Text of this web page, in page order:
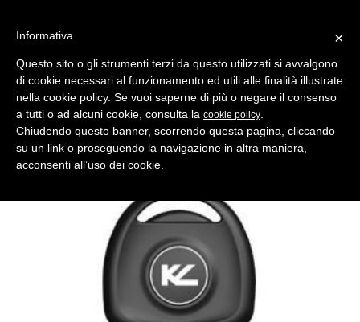
Indietro
CHIAVI AUTO > CHIAVI AUTO TRANSPONDER VUOTE
chiave auto transponder vx4tk-5 vuota ottone lucido
Comparativo Silca HU43T Produttore Key Line
×
Informativa
Questo sito o gli strumenti terzi da questo utilizzati si avvalgono
di cookie necessari al funzionamento ed utili alle finalità illustrate
nella cookie policy. Se vuoi saperne di più o negare il consenso
a tutti o ad alcuni cookie, consulta la cookie policy
Chiudendo questo banner, scorrendo questa pagina, cliccando
su un link o proseguendo la navigazione in altra maniera,
acconsenti all’uso dei cookie.